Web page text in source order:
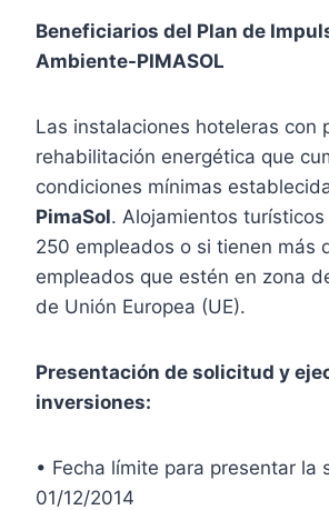
Beneficiarios del Plan de
Ambiente-PIMASOL
Las instalaciones hoteleras con
rehabilitación energética que
condiciones mínimas
PimaSol. Alojamientos
250 empleados o si tienen más
empleados que estén en zona
de Unión Europea (UE).
Presentación de solicitud y
inversiones:
• Fecha límite para presentar la
01/12/2014